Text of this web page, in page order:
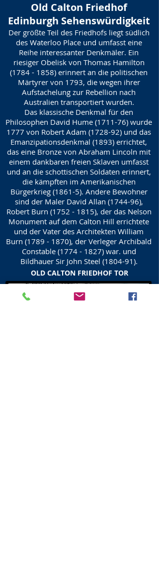
Old Calton Friedhof
Edinburgh Sehenswürdigkeit
Der größte Teil des Friedhofs liegt südlich
des Waterloo Place und umfasst eine
Reihe interessanter Denkmäler. Ein
riesiger Obelisk von Thomas Hamilton
(1784 - 1858) erinnert an die politischen
Märtyrer von 1793, die wegen ihrer
Aufstachelung zur Rebellion nach
Australien transportiert wurden.
Das klassische Denkmal für den
Philosophen David Hume (1711-76) wurde
1777 von Robert Adam (1728-92) und das
Emanzipationsdenkmal (1893) errichtet,
das eine Bronze von Abraham Lincoln mit
einem dankbaren freien Sklaven umfasst
und an die schottischen Soldaten erinnert,
die kämpften im Amerikanischen
Bürgerkrieg (1861-5). Andere Bewohner
sind der Maler David Allan (1744-96),
Robert Burn (1752 - 1815), der das Nelson
Monument auf dem Calton Hill errichtete
und der Vater des Architekten William
Burn (1789 - 1870), der Verleger Archibald
Constable (1774 - 1827)war. und
Bildhauer Sir John Steel (1804-91).
OLD CALTON FRIEDHOF TOR